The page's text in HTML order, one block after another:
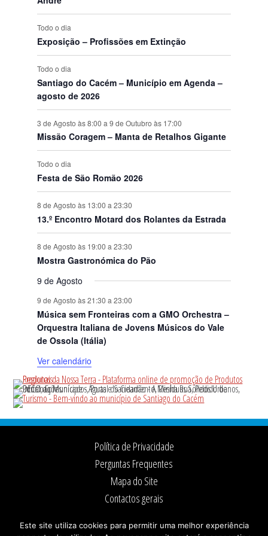
n
t
o
s
s
o
s
o
o
o
o
o
o
Todo o dia
Exposição – Profissões em Extinção
Todo o dia
Santiago do Cacém – Município em Agenda –
agosto de 2026
3 de Agosto às 8:00 a 9 de Outubro às 17:00
Missão Coragem – Manta de Retalhos Gigante
Todo o dia
Festa de São Romão 2026
8 de Agosto às 13:00 a 23:30
13.º Encontro Motard dos Rolantes da Estrada
8 de Agosto às 19:00 a 23:30
Mostra Gastronómica do Pão
9 de Agosto
9 de Agosto às 21:30 a 23:00
Música sem Fronteiras com a GMO Orchestra –
Orquestra Italiana de Jovens Músicos do Vale
de Ossola (Itália)
Ver calendário
Footer
Política de Privacidade
Perguntas Frequentes
Mapa do Site
Contactos gerais
Este site utiliza cookies para permitir uma melhor experiência